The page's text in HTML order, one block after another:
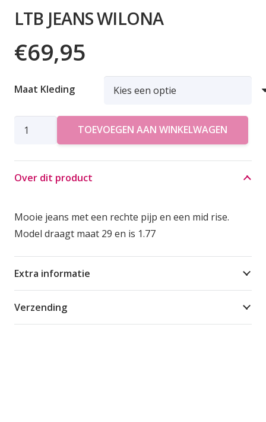
LTB JEANS WILONA
€69,95
Maat Kleding
LTB
aantal
TOEVOEGEN AAN WINKELWAGEN
Over dit product
Mooie jeans met een rechte pijp en een mid rise.
Model draagt maat 29 en is 1.77
Extra informatie
Verzending